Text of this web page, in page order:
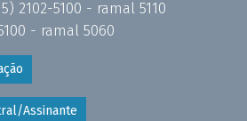
2102-5100 - ramal 5110
- ramal 5060
Assinante